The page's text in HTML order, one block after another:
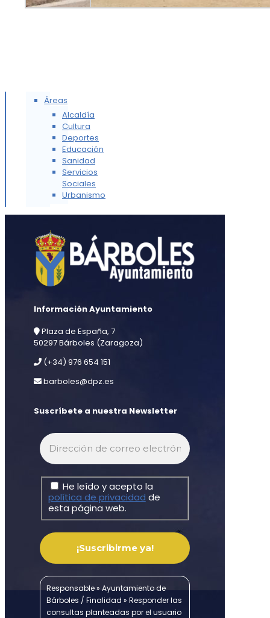
Áreas
Alcaldía
Cultura
Deportes
Educación
Sanidad
Servicios
Sociales
Urbanismo
Información Ayuntamiento
Plaza de España, 7
50297 Bárboles (Zaragoza)
(+34) 976 654 151
barboles@dpz.es
Suscríbete a nuestra Newsletter
He leído y acepto la
política de privacidad de
esta página web.
Responsable » Ayuntamiento de
Bárboles / Finalidad » Responder las
consultas planteadas por el usuario